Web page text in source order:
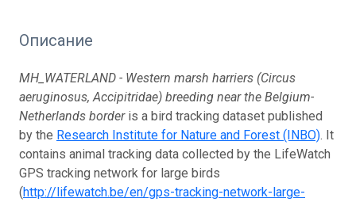
Описание
MH_WATERLAND - Western marsh harriers (Circus
aeruginosus, Accipitridae) breeding near the Belgium-
Netherlands borderis a bird tracking dataset published
by the Research Institute for Nature and Forest (INBO). It
contains animal tracking data collected by the LifeWatch
GPS tracking network for large birds
(http://lifewatch.be/en/gps-tracking-network-large-